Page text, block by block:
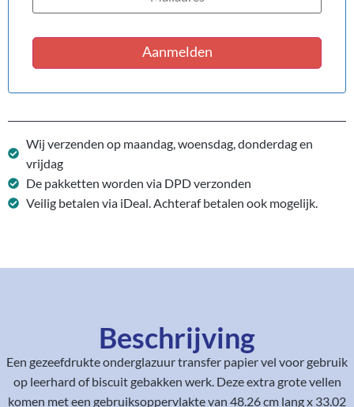
Aanmelden
Wij verzenden op maandag, woensdag, donderdag en
vrijdag
De pakketten worden via DPD verzonden
Veilig betalen via iDeal. Achteraf betalen ook mogelijk.
Beschrijving
Een gezeefdrukte onderglazuur transfer papier vel voor gebruik
op leerhard of biscuit gebakken werk. Deze extra grote vellen
komen met een gebruiksoppervlakte van 48.26 cm lang x 33.02